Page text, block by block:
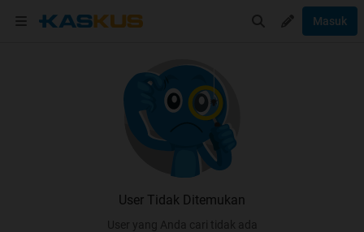
Masuk
User Tidak Ditemukan
User yang Anda cari tidak ada